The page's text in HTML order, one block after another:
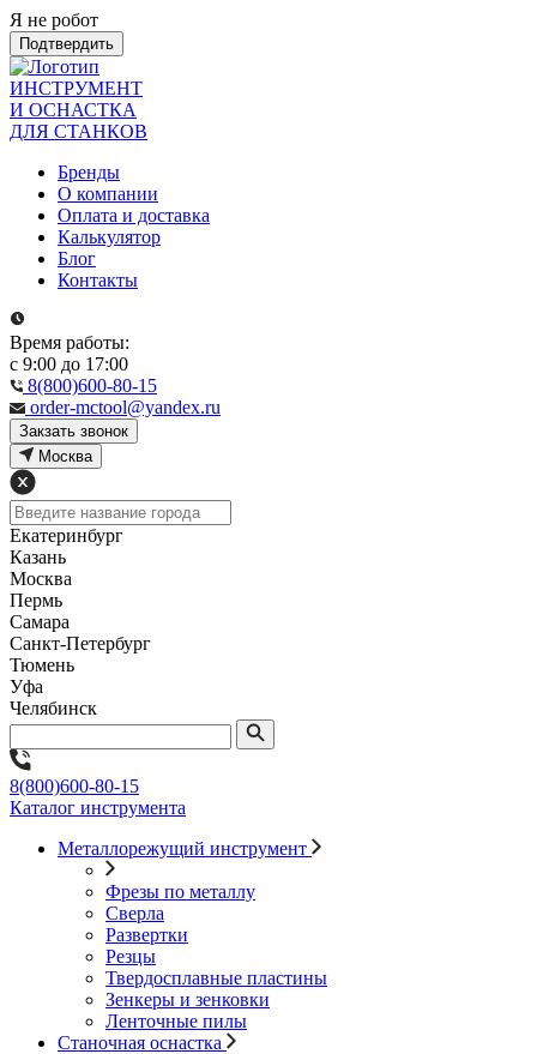
Я не робот
Подтвердить
ИНСТРУМЕНТ
И ОСНАСТКА
ДЛЯ СТАНКОВ
Бренды
О компании
Оплата и доставка
Калькулятор
Блог
Контакты
Время работы:
с 9:00 до 17:00
8(800)600-80-15
order-mctool@yandex.ru
Закзать звонок
Москва
Екатеринбург
Казань
Москва
Пермь
Самара
Санкт-Петербург
Тюмень
Уфа
Челябинск
8(800)600-80-15
Каталог инструмента
Металлорежущий инструмент
Фрезы по металлу
Сверла
Развертки
Резцы
Твердосплавные пластины
Зенкеры и зенковки
Ленточные пилы
Станочная оснастка